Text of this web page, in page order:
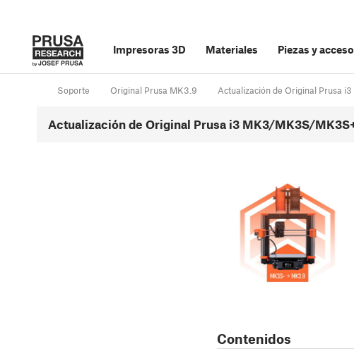
Impresoras 3D Materiales Piezas y
Soporte Original Prusa MK3.9 Actualización de Original Prusa
Actualización de Original Prusa i3 MK3/MK3S/
Contenidos